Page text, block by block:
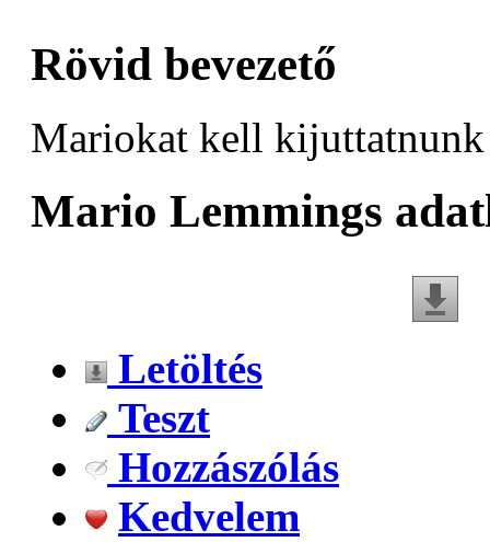
Rövid bevezető
Mariokat kell
Mario Lemmings
Letöltés
Teszt
Hozzászólás
Kedvelem